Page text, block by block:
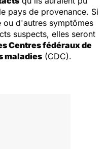
pays de provenance. Si
d'autres symptômes
suspects, elles seront
Centres fédéraux de
maladies (CDC).